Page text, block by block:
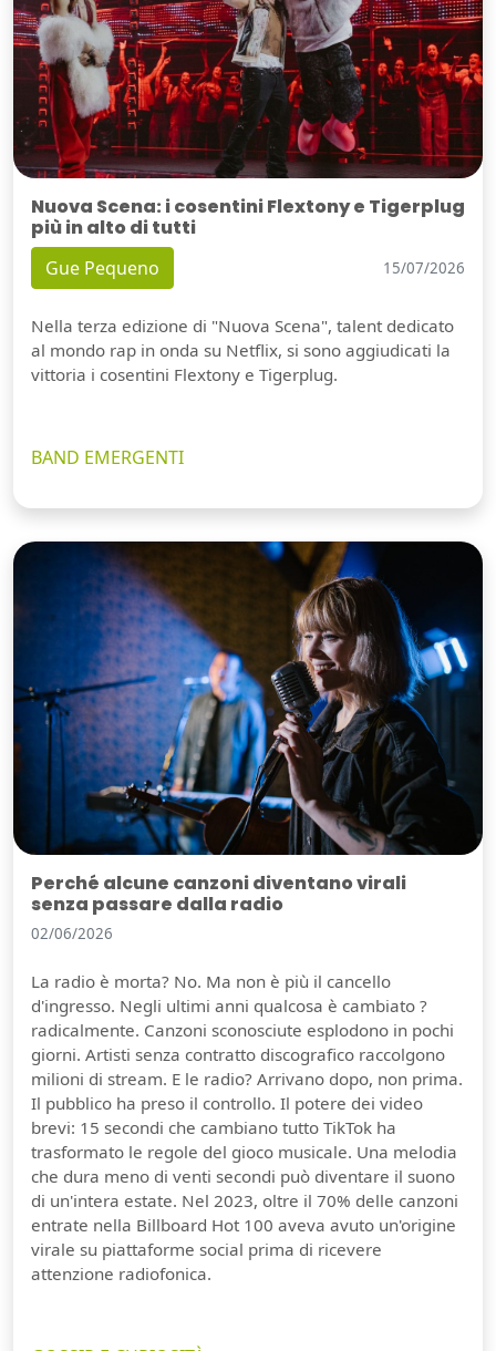
Nuova Scena: i cosentini Flextony e Tigerplug
più in alto di tutti
Gue Pequeno 15/07/2026
Nella terza edizione di "Nuova Scena", talent dedicato
al mondo rap in onda su Netflix, si sono aggiudicati la
vittoria i cosentini Flextony e Tigerplug.
BAND EMERGENTI
Perché alcune canzoni diventano virali
senza passare dalla radio
02/06/2026
La radio è morta? No. Ma non è più il cancello
d'ingresso. Negli ultimi anni qualcosa è cambiato ?
radicalmente. Canzoni sconosciute esplodono in pochi
giorni. Artisti senza contratto discografico raccolgono
milioni di stream. E le radio? Arrivano dopo, non prima.
Il pubblico ha preso il controllo. Il potere dei video
brevi: 15 secondi che cambiano tutto TikTok ha
trasformato le regole del gioco musicale. Una melodia
che dura meno di venti secondi può diventare il suono
di un'intera estate. Nel 2023, oltre il 70% delle canzoni
entrate nella Billboard Hot 100 aveva avuto un'origine
virale su piattaforme social prima di ricevere
attenzione radiofonica.